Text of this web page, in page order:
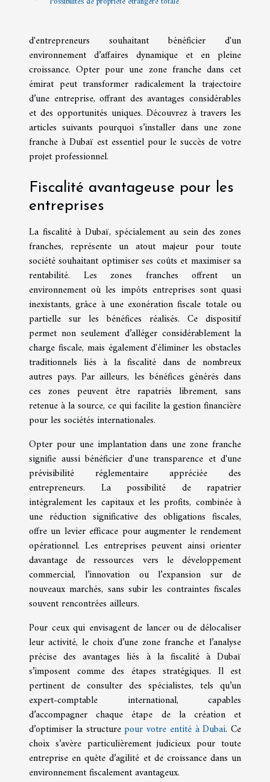
d'entrepreneurs souhaitant bénéficier d'un
environnement d’affaires dynamique et en pleine
croissance. Opter pour une zone franche dans cet
émirat peut transformer radicalement la trajectoire
d’une entreprise, offrant des avantages considérables
et des opportunités uniques. Découvrez à travers les
articles suivants pourquoi s’installer dans une zone
franche à Dubaï est essentiel pour le succès de votre
projet professionnel.
Fiscalité avantageuse pour les
entreprises
La fiscalité à Dubaï, spécialement au sein des zones
franches, représente un atout majeur pour toute
société souhaitant optimiser ses coûts et maximiser sa
rentabilité. Les zones franches offrent un
environnement où les impôts entreprises sont quasi
inexistants, grâce à une exonération fiscale totale ou
partielle sur les bénéfices réalisés. Ce dispositif
permet non seulement d’alléger considérablement la
charge fiscale, mais également d'éliminer les obstacles
traditionnels liés à la fiscalité dans de nombreux
autres pays. Par ailleurs, les bénéfices générés dans
ces zones peuvent être rapatriés librement, sans
retenue à la source, ce qui facilite la gestion financière
pour les sociétés internationales.
Opter pour une implantation dans une zone franche
signifie aussi bénéficier d'une transparence et d'une
prévisibilité réglementaire appréciée des
entrepreneurs. La possibilité de rapatrier
intégralement les capitaux et les profits, combinée à
une réduction significative des obligations fiscales,
offre un levier efficace pour augmenter le rendement
opérationnel. Les entreprises peuvent ainsi orienter
davantage de ressources vers le développement
commercial, l’innovation ou l’expansion sur de
nouveaux marchés, sans subir les contraintes fiscales
souvent rencontrées ailleurs.
Pour ceux qui envisagent de lancer ou de délocaliser
leur activité, le choix d’une zone franche et l’analyse
précise des avantages liés à la fiscalité à Dubaï
s’imposent comme des étapes stratégiques. Il est
pertinent de consulter des spécialistes, tels qu’un
expert-comptable international, capables
d’accompagner chaque étape de la création et
d’optimiser la structurepour votre entité à Dubai. Ce
choix s’avère particulièrement judicieux pour toute
entreprise en quête d’agilité et de croissance dans un
environnement fiscalement avantageux.